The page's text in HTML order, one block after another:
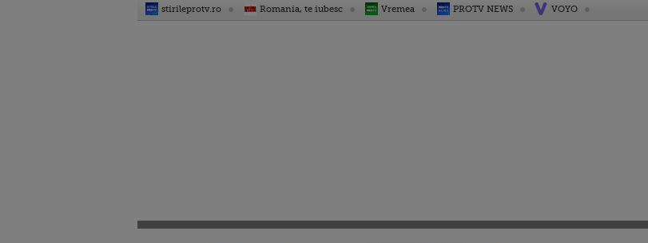
stirileprotv.ro Romania, te iubesc Vremea PROTV NEWS VOYO